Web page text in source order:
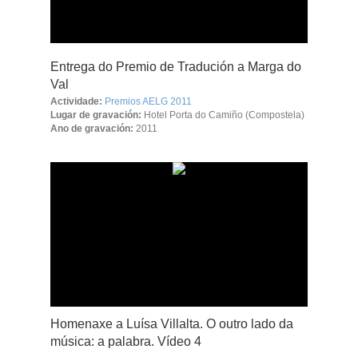
Entrega do Premio de Tradución a Marga do
Val
Actividade: Premios AELG 2011
Lugar de gravación: Hotel Porta do Camiño (Compostela)
Ano de gravación: 2011
Homenaxe a Luísa Villalta. O outro lado da
música: a palabra. Vídeo 4